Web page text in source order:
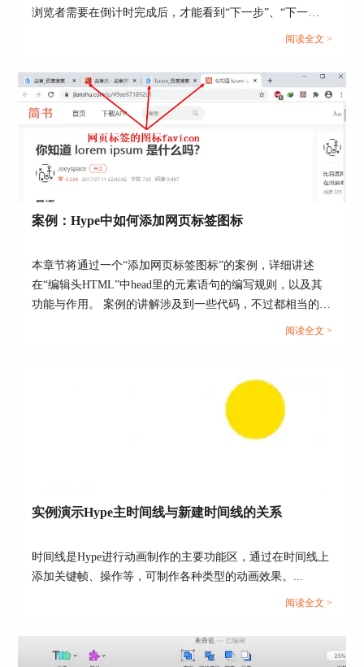
双击文本元素，在文本编辑状态选择某行文字，从
界面可以看到，字体的颜色设置使用了HTML5的
font标签，在标签内使用 color=“#xxxxxx”赋予字体
颜色（XXXXXX是六位数字代表某种颜色）。
三、设置文字样式
Hype 4中的文字样式有三种：加粗、斜体和文字下
、U后，在编辑界面，
可以看到选中的文字样式使用了HTML5的b标签、i
浏览者需要在倒计时完成后，才能看到“下一步”、“下一
阅读全文 >
案例：Hype中如何添加网页标签图标
本章节将通过一个“添加网页标签图标”的案例，详细讲述
在“编辑头HTML”中head里的元素语句的编写规则，以及其
功能与作用。 案例的讲解涉及到一些代码，不过都相当的简
单，相信小伙伴通过这样一个案例能够举一反三，掌握
阅读全文 >
实例演示Hype主时间线与新建时间线的关系
时间线是Hype进行动画制作的主要功能区，通过在时间线上
添加关键帧、操作等，可制作各种类型的动画效果。...
阅读全文 >